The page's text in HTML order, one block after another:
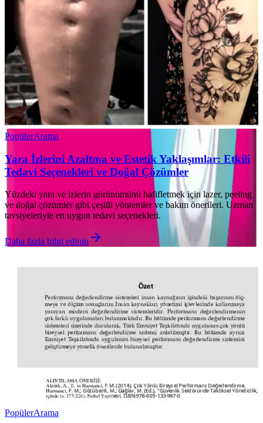
PopülerArama
Yara İzlerini Azaltma ve Estetik Yaklaşımlar: Etkili
Tedavi Seçenekleri ve Doğal Çözümler
Yüzdeki yara ve izlerin görünümünü hafifletmek için lazer, peeling
ve doğal çözümler gibi çeşitli yöntemler ve bakım önerileri. Uzman
tavsiyeleriyle en uygun tedavi seçenekleri.
Daha fazla bilgi edinin
PopülerArama